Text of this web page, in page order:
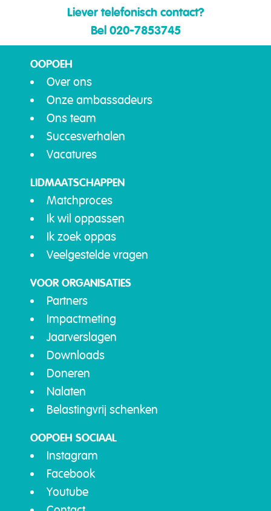
Liever telefonisch contact?
Bel 020-7853745
OOPOEH
Over ons
Onze ambassadeurs
Ons team
Succesverhalen
Vacatures
LIDMAATSCHAPPEN
Matchproces
Ik wil oppassen
Ik zoek oppas
Veelgestelde vragen
VOOR ORGANISATIES
Partners
Impactmeting
Jaarverslagen
Downloads
Doneren
Nalaten
Belastingvrij schenken
OOPOEH SOCIAAL
Instagram
Facebook
Youtube